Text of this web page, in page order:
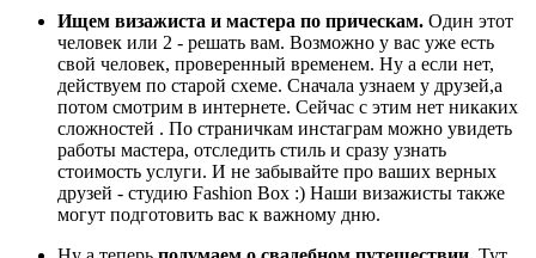
Ищем визажиста и мастера по прическам. Один этот
человек или 2 - решать вам. Возможно у вас уже есть
свой человек, проверенный временем. Ну а если нет,
действуем по старой схеме. Сначала узнаем у друзей,а
потом смотрим в интернете. Сейчас с этим нет никаких
сложностей . По страничкам инстаграм можно увидеть
работы мастера, отследить стиль и сразу узнать
стоимость услуги. И не забывайте про ваших верных
друзей - студию Fashion Box :) Наши визажисты также
могут подготовить вас к важному дню.